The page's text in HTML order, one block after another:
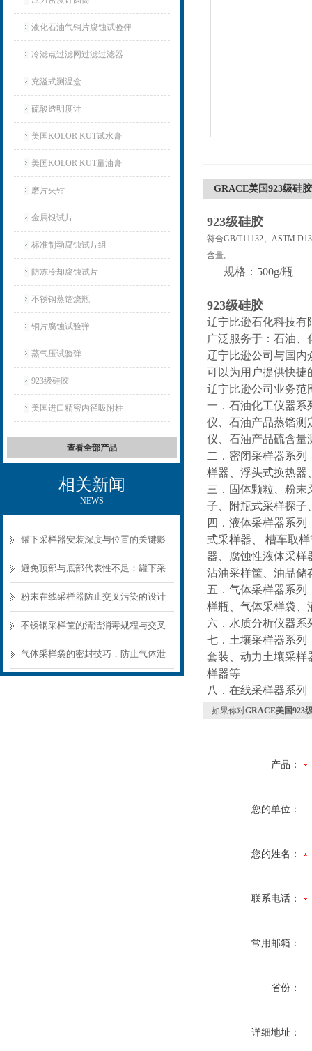
液化石油气铜片腐蚀试验弹
冷滤点过滤网过滤过滤器
充溢式测温盒
硫酸透明度计
美国KOLOR KUT试水膏
美国KOLOR KUT量油膏
磨片夹钳
金属银试片
标准制动腐蚀试片组
防冻冷却腐蚀试片
不锈钢蒸馏烧瓶
铜片腐蚀试验弹
蒸气压试验弹
923级硅胶
美国进口精密内径吸附柱
查看全部产品
相关新闻
NEWS
罐下采样器安装深度与位置的关键影
响
避免顶部与底部代表性不足：罐下采
样器结构选型要点
粉末在线采样器防止交叉污染的设计
要点
不锈钢采样筐的清洁消毒规程与交叉
污染预防
气体采样袋的密封技巧，防止气体泄
GRACE美国923级硅胶
923级硅胶
符合GB/T11132、ASTM
含量。
规格：500g/瓶
923级硅胶
辽宁比逊石化科技有
广泛服务于：石油
辽宁比逊公司与国内
可以为用户提供快捷
辽宁比逊公司业务范
一．石油化工仪器系
仪、石油产品蒸馏测
仪、石油产品硫含量
二．密闭采样器系
样器、浮头式换热器
三．固体颗粒、粉末
子、附瓶式采样探子
四．液体采样器系
式采样器、 槽车取
器、腐蚀性液体采样
沾油采样筐、油品储
五．气体采样器系列
样瓶、气体采样袋、
六．水质分析仪器系
七．土壤采样器系列
套装、动力土壤采样
样器等
八．在线采样器系
如果你对GRACE美国923
产品：
您的单位：
您的姓名：
联系电话：
常用邮箱：
省份：
详细地址：